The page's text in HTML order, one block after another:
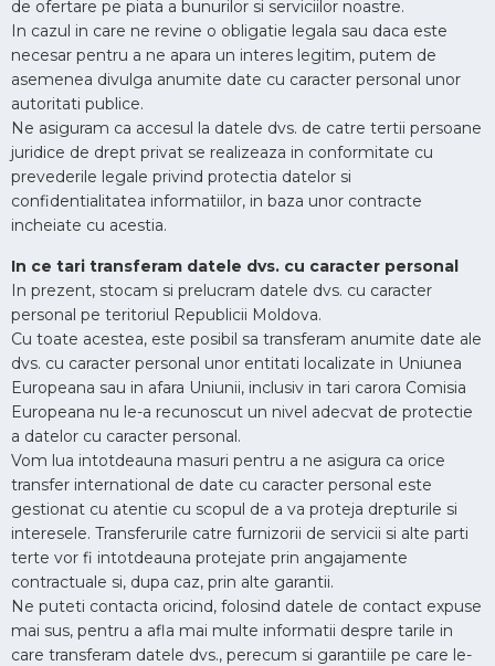
de ofertare pe piata a bunurilor si serviciilor noastre.
In cazul in care ne revine o obligatie legala sau daca este
necesar pentru a ne apara un interes legitim, putem de
asemenea divulga anumite date cu caracter personal unor
autoritati publice.
Ne asiguram ca accesul la datele dvs. de catre tertii persoane
juridice de drept privat se realizeaza in conformitate cu
prevederile legale privind protectia datelor si
confidentialitatea informatiilor, in baza unor contracte
incheiate cu acestia.
In ce tari transferam datele dvs. cu caracter personal
In prezent, stocam si prelucram datele dvs. cu caracter
personal pe teritoriul Republicii Moldova.
Cu toate acestea, este posibil sa transferam anumite date ale
dvs. cu caracter personal unor entitati localizate in Uniunea
Europeana sau in afara Uniunii, inclusiv in tari carora Comisia
Europeana nu le-a recunoscut un nivel adecvat de protectie
a datelor cu caracter personal.
Vom lua intotdeauna masuri pentru a ne asigura ca orice
transfer international de date cu caracter personal este
gestionat cu atentie cu scopul de a va proteja drepturile si
interesele. Transferurile catre furnizorii de servicii si alte parti
terte vor fi intotdeauna protejate prin angajamente
contractuale si, dupa caz, prin alte garantii.
Ne puteti contacta oricind, folosind datele de contact expuse
mai sus, pentru a afla mai multe informatii despre tarile in
care transferam datele dvs., perecum si garantiile pe care le-